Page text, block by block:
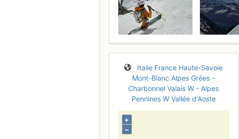
Italie France Haute-Savoie
Mont-Blanc Alpes Grées -
Charbonnel Valais W - Alpes
Pennines W Vallée d'Aoste
+
–